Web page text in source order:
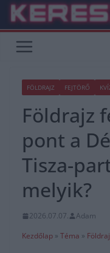
Skip
content
FÖLDRAJZ FEJTÖRŐ
Földrajz
pont a
Tisza-
melyik?
2026.07.07.
Adam
Kezdőlap » Téma »